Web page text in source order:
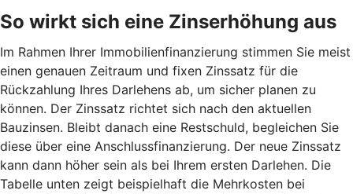
So wirkt sich eine Zinserhöhung aus
Im Rahmen Ihrer Immobilienfinanzierung stimmen Sie meist
einen genauen Zeitraum und fixen Zinssatz für die
Rückzahlung Ihres Darlehens ab, um sicher planen zu
können. Der Zinssatz richtet sich nach den aktuellen
Bauzinsen. Bleibt danach eine Restschuld, begleichen Sie
diese über eine Anschlussfinanzierung. Der neue Zinssatz
kann dann höher sein als bei Ihrem ersten Darlehen. Die
Tabelle unten zeigt beispielhaft die Mehrkosten bei